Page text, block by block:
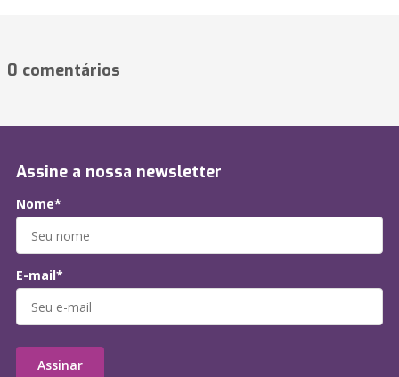
0 comentários
Assine a nossa newsletter
Nome*
E-mail*
Assinar